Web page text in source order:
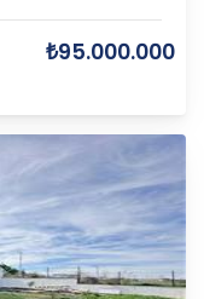
₺95.000.000